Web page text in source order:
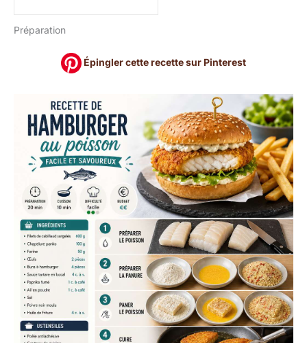
Préparation
Épingler cette recette sur Pinterest